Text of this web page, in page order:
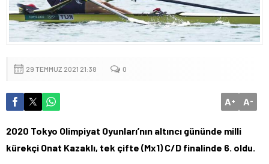
29 TEMMUZ 2021 21:38 0
A+ A-
2020 Tokyo Olimpiyat Oyunları’nın altıncı gününde milli
kürekçi Onat Kazaklı, tek çifte (Mx1) C/D finalinde 6. oldu.